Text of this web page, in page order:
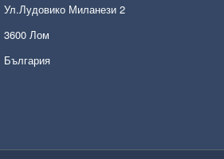
Ул.Лудовико Миланези 2
3600 Лом
България